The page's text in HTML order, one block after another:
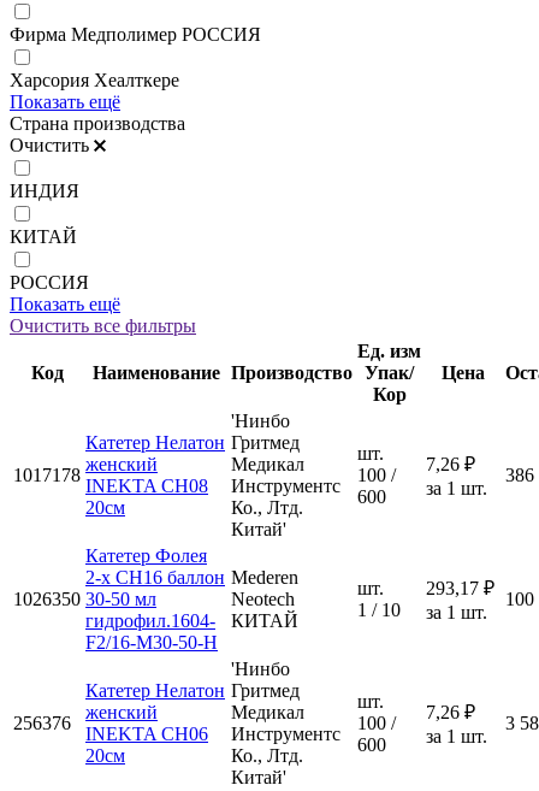
Фирма Медполимер РОССИЯ
Харсория Хеалткере
Показать ещё
Страна производства
Очистить
ИНДИЯ
КИТАЙ
РОССИЯ
Показать ещё
Очистить все фильтры
Код Наименование Производство
Ед. изм
Упак/
Кор
Цена
1017178
Катетер Нелатон
женский
INEKTA CH08
20см
'Нинбо
Гритмед
Медикал
Инструментс
Ко., Лтд.
Китай'
шт.
100 /
600
7,26 ₽
за 1 шт.
386
1026350
Катетер Фолея
2-х CH16 баллон
30-50 мл
гидрофил.1604-
F2/16-M30-50-Н
Mederen
Neotech
КИТАЙ
шт.
1 / 10
293,17 ₽
за 1 шт.
100
256376
Катетер Нелатон
женский
INEKTA CH06
20см
'Нинбо
Гритмед
Медикал
Инструментс
Ко., Лтд.
Китай'
шт.
100 /
600
7,26 ₽
за 1 шт.
3